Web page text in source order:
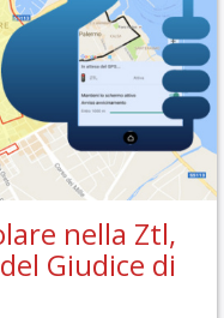
nella Ztl,
Giudice di